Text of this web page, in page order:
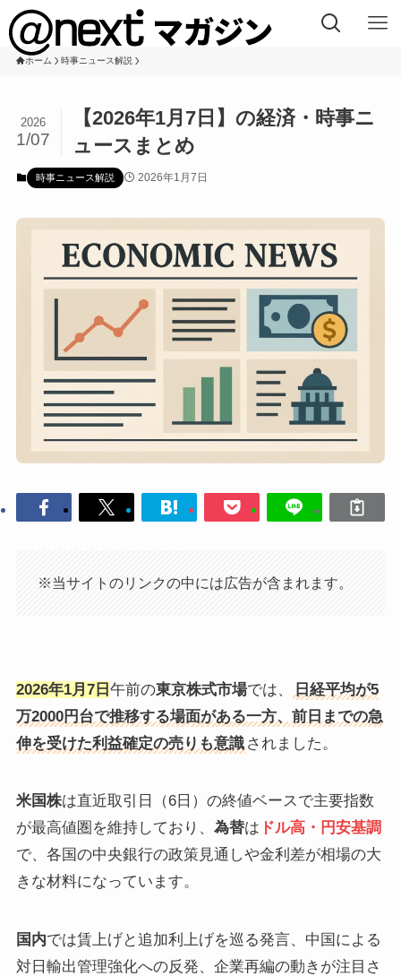
ホーム 時事ニュース解説
【2026年1月7日】の経済・時事ニ
ュースまとめ
2026
1/07
時事ニュース解説 2026年1月7日
※当サイトのリンクの中には広告が含まれます。
2026年1月7日 午前の東京株式市場では、
日経平均が5
万2000円台で推移する場面がある一方、前日までの急
伸を受けた利益確定の売りも意識 されました。
米国株は直近取引日（6日）の終値ベースで主要指数
が最高値圏を維持しており、 為替は ドル高・円安基調
で、各国の中央銀行の政策見通しや金利差が相場の大
きな材料になっています。
国内では賃上げと追加利上げを巡る発言、中国による
対日輸出管理強化への反発、企業再編の動きが注目さ